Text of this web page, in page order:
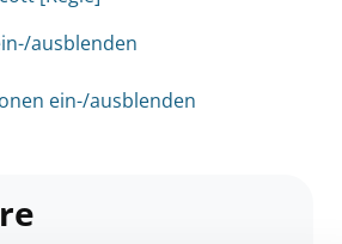
ausblenden
ein-/ausblenden